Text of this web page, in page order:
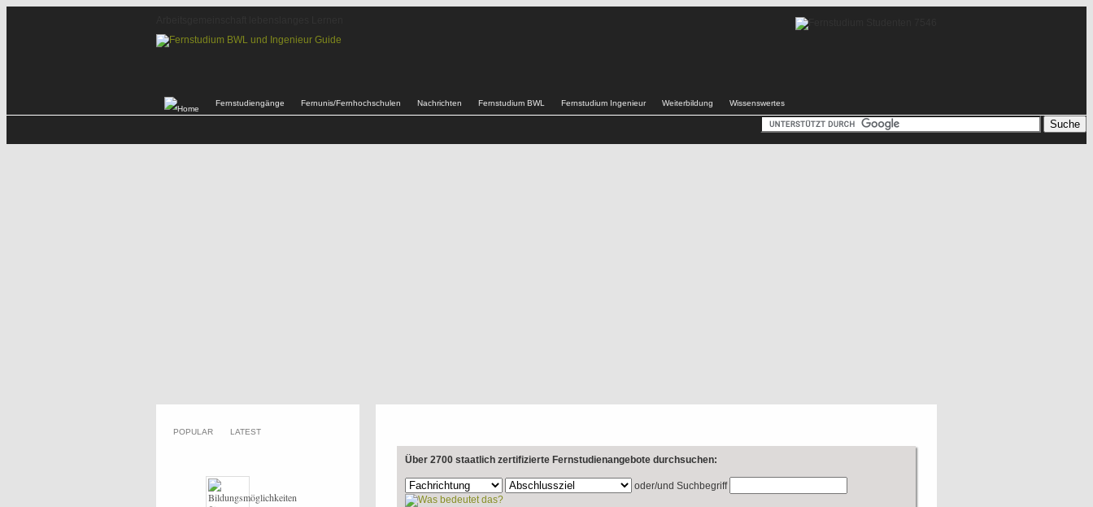
Fernstudiengänge Fernunis/Fernhochschulen Nachrichten Fernstudium BWL Fernstudium Ingenieur Weiterbildung Wissenswertes
Über 2700 staatlich zertifizierte Fernstudienangebote durchsuchen:
oder/und Suchbegriff
POPULAR LATEST